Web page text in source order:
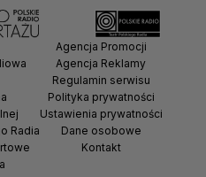
Radia
Agencja Promocji
Agencja Reklamy
Regulamin serwisu
Polityka prywatności
Ustawienia prywatności
Dane osobowe
Kontakt